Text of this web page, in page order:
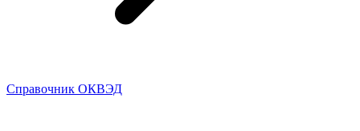
Справочник ОКВЭД